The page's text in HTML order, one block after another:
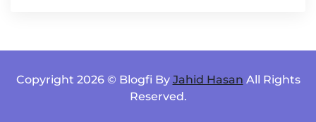
Copyright 2026 © Blogfi By Jahid Hasan All Rights
Reserved.